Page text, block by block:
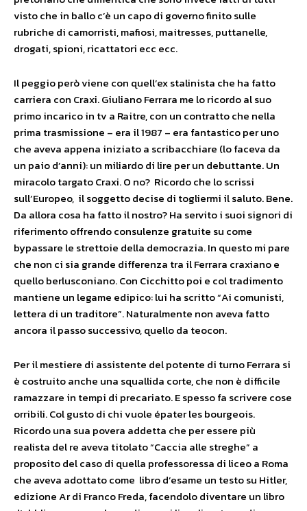
visto che in ballo c’è un capo di governo finito sulle
rubriche di camorristi, mafiosi, maitresses, puttanelle,
drogati, spioni, ricattatori ecc ecc.
Il peggio però viene con quell’ex stalinista che ha fatto
carriera con Craxi. Giuliano Ferrara me lo ricordo al suo
primo incarico in tv a Raitre, con un contratto che nella
prima trasmissione – era il 1987 – era fantastico per uno
che aveva appena iniziato a scribacchiare (lo faceva da
un paio d’anni): un miliardo di lire per un debuttante. Un
miracolo targato Craxi. O no? Ricordo che lo scrissi
sull’Europeo, il soggetto decise di togliermi il saluto. Bene.
Da allora cosa ha fatto il nostro? Ha servito i suoi signori di
riferimento offrendo consulenze gratuite su come
bypassare le strettoie della democrazia. In questo mi pare
che non ci sia grande differenza tra il Ferrara craxiano e
quello berlusconiano. Con Cicchitto poi e col tradimento
mantiene un legame edipico: lui ha scritto “Ai comunisti,
lettera di un traditore”. Naturalmente non aveva fatto
ancora il passo successivo, quello da teocon.
Per il mestiere di assistente del potente di turno Ferrara si
è costruito anche una squallida corte, che non è difficile
ramazzare in tempi di precariato. E spesso fa scrivere cose
orribili. Col gusto di chi vuole épater les bourgeois.
Ricordo una sua povera addetta che per essere più
realista del re aveva titolato “Caccia alle streghe” a
proposito del caso di quella professoressa di liceo a Roma
che aveva adottato come libro d’esame un testo su Hitler,
edizione Ar di Franco Freda, facendolo diventare un libro